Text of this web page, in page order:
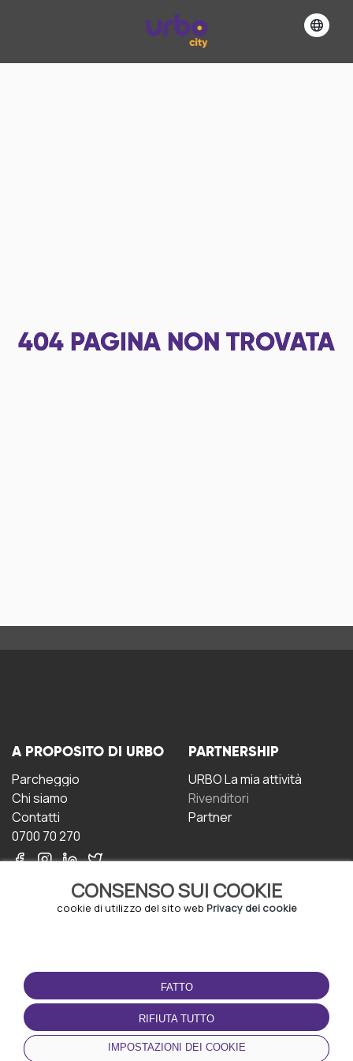
404 PAGINA NON TROVATA
CONSENSO SUI COOKIE
cookie di utilizzo del sito web Privacy dei cookie
FATTO
RIFIUTA TUTTO
IMPOSTAZIONI DEI COOKIE
A PROPOSITO DI URBO
Parcheggio
Chi siamo
Contatti
0700 70 270
PARTNERSHIP
URBO La mia attività
Rivenditori
Partner
CONDIZIONI D'USO
Termini e Condizioni
Politica sulla riservatezza
Gestione dei Cookie
SCARICA L'APP